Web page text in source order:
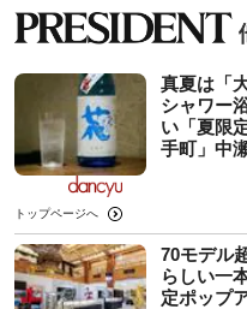
真夏は「
シャワー
い「夏限
手町」中
トップページへ
70モデル
らしい一
定ポップ